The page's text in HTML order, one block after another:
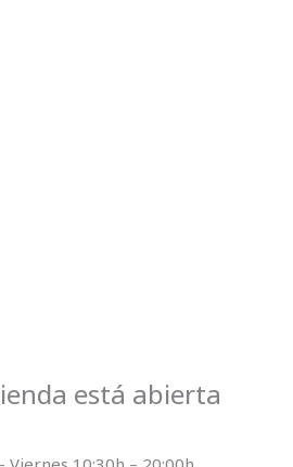
está abierta